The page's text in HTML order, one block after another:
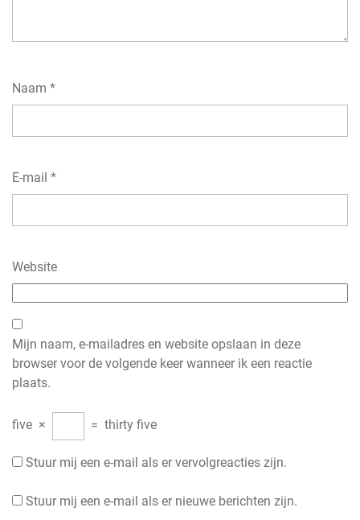
Naam *
E-mail *
Website
Mijn naam, e-mailadres en website opslaan in deze
browser voor de volgende keer wanneer ik een reactie
plaats.
five × = thirty five
Stuur mij een e-mail als er vervolgreacties zijn.
Stuur mij een e-mail als er nieuwe berichten zijn.